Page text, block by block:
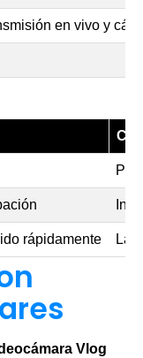
en vivo y
rápidamente La
Vlog